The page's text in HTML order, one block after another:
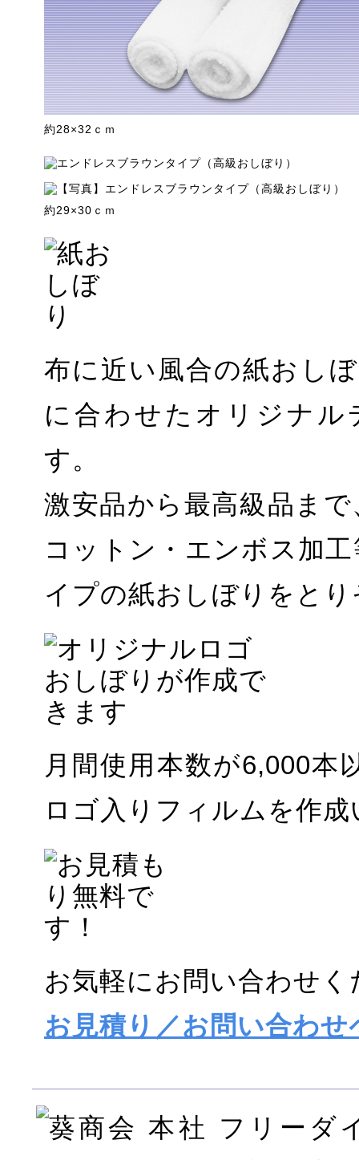
約28×32ｃｍ
約29×30ｃｍ
布に近い風合の紙おし
に合わせたオリジナ
す。
激安品から最高級品ま
コットン・エンボス加
イプの紙おしぼりをと
月間使用本数が6,000本
ロゴ入りフィルムを作
お気軽にお問い合わせ
お見積り／お問い合わせ